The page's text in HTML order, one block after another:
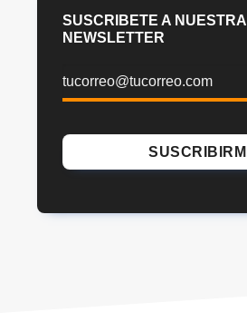
SUSCRIBETE A NUESTRA
NEWSLETTER